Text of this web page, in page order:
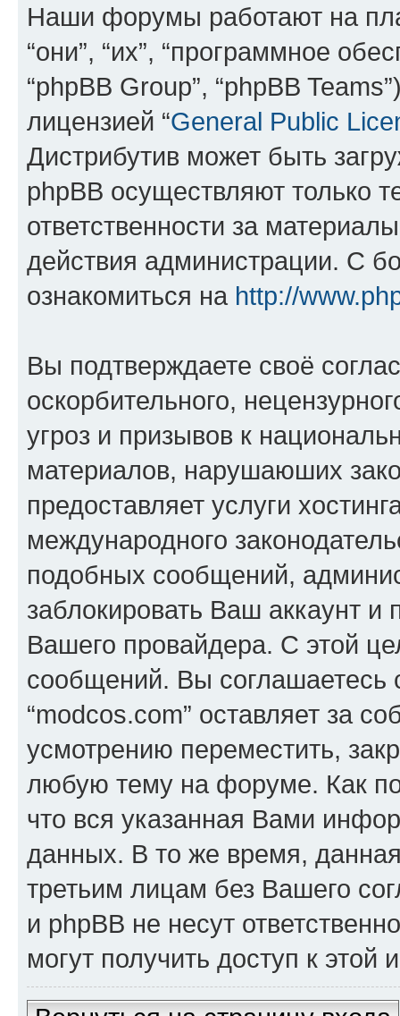
Наши форумы работают на
“они”, “их”, “программное
“phpBB Group”, “phpBB
лицензией “General Public
Дистрибутив может быть
phpBB осуществляют только
ответственности за
действия администрации. С
ознакомиться на http://
Вы подтверждаете своё
оскорбительного,
угроз и призывов к
материалов, нарушаюших
предоставляет услуги
международного
подобных сообщений,
заблокировать Ваш аккаунт и
Вашего провайдера. С этой
сообщений. Вы соглашаетесь
“modcos.com” оставляет за
усмотрению переместить,
любую тему на форуме. Как
что вся указанная Вами
данных. В то же время,
третьим лицам без Вашего
и phpBB не несут
могут получить доступ к